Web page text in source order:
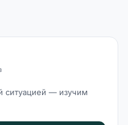
ситуацией — изучим